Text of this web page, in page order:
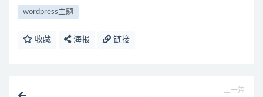
wordpress主题
收藏 海报 链接
上一篇